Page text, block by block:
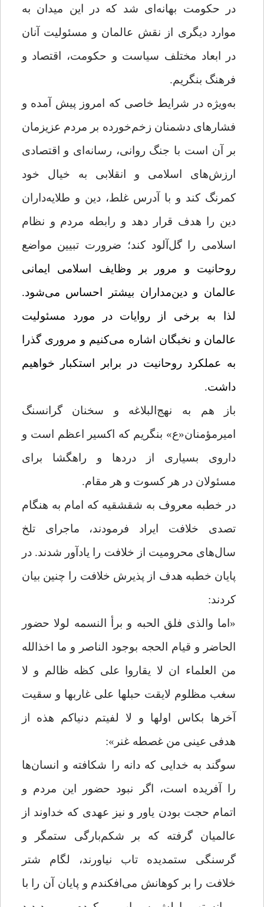
در حکومت بهانه‌ای شد که در این میدان به
موارد دیگری از نقش عالمان و مسئولیت آنان
در ابعاد مختلف سیاست و حکومت، اقتصاد و
فرهنگ بنگریم.
به‌ویژه در شرایط خاصی که امروز پیش آمده و
فشارهای دشمنان زخم‌خورده بر مردم عزیزمان
بر آن است با جنگ روانی، رسانه‌ای و اقتصادی
ارزش‌های اسلامی و انقلابی به خیال خود
کمرنگ کند و با آدرس غلط، دین و طلایه‌داران
دین را هدف قرار دهد و رابطه مردم و نظام
اسلامی را گل‌آلود کند؛ ضرورت تبیین مواضع
روحانیت و مرور بر وظایف اسلامی ایمانی
عالمان و دین‌مداران بیشتر احساس می‌شود.
لذا به برخی از روایات در مورد مسئولیت
عالمان و نخبگان اشاره می‌کنیم و مروری گذرا
به عملکرد روحانیت در برابر استکبار خواهیم
داشت.
باز هم به نهج‌البلاغه و سخنان گرانسنگ
امیرمؤمنان«ع» بنگریم که اکسیر اعظم است و
داروی بسیاری از دردها و راهگشا برای
مسئولان در هر کسوت و هر مقام.
در خطبه معروف به شقشقیه که امام به هنگام
تصدی خلافت ایراد فرمودند، ماجرای تلخ
سال‌های محرومیت از خلافت را یادآور شدند. در
پایان خطبه هدف از پذیرش خلافت را چنین بیان
کردند:
«اما والذی فلق الحبه و برأ النسمه لولا حضور
الحاضر و قیام الحجه بوجود الناصر و ما اخذالله
من العلماء ان لا یقاروا علی کظه ظالم و لا
سغب مظلوم لایقت حبلها علی غاربها و سقیت
آخرها بکاس اولها و لا لفیتم دنیاکم هذه از
هدفی عینی من غصطه غنر»:
سوگند به خدایی که دانه را شکافته و انسان‌ها
را آفریده است، اگر نبود حضور این مردم و
اتمام حجت بودن یاور و نیز عهدی که خداوند از
عالمیان گرفته که بر شکم‌بارگی ستمگر و
گرسنگی ستمدیده تاب نیاورند، لگام شتر
خلافت را بر کوهانش می‌افکندم و پایان آن را با